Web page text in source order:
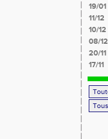
19/01
11/12
10/12
08/12
20/11
17/11